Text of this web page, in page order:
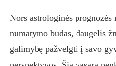
Nors astrologinės prognozės
numatymo būdas, daugelis
galimybę pažvelgti į savo